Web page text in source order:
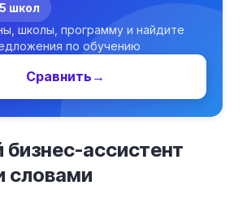
школ
школы, программу и найдите
по обучению
Сравнить →
бизнес-ассистент
словами